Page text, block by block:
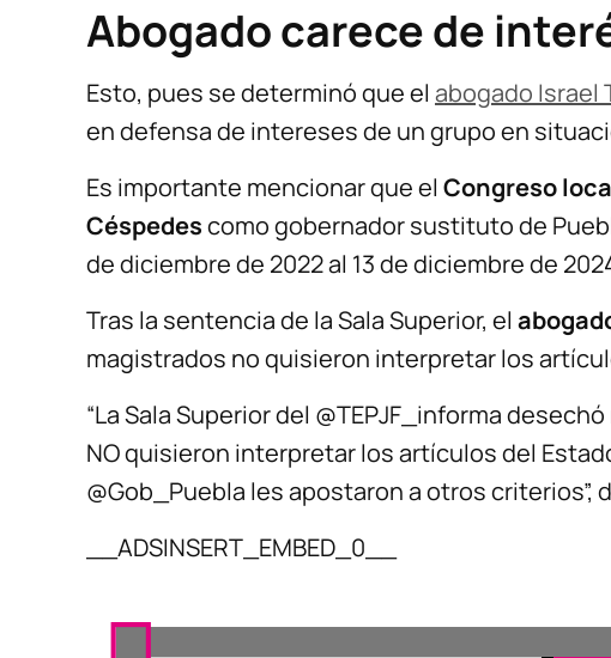
Abogado carece de
Esto, pues se determinó que el abogado Israel
en defensa de intereses de un grupo en
Es importante mencionar que el Congreso
Céspedescomo gobernador sustituto de
de diciembre de 2022 al 13 de diciembre de
Tras la sentencia de la Sala Superior, el
magistrados no quisieron interpretar los
“La Sala Superior del @TEPJF_informa
NO quisieron interpretar los artículos del
@Gob_Puebla les apostaron a otros criterios”,
__ADSINSERT_EMBED_0__